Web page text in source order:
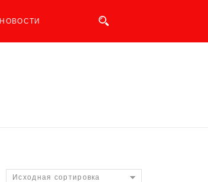
НОВОСТИ
Исходная сортировка